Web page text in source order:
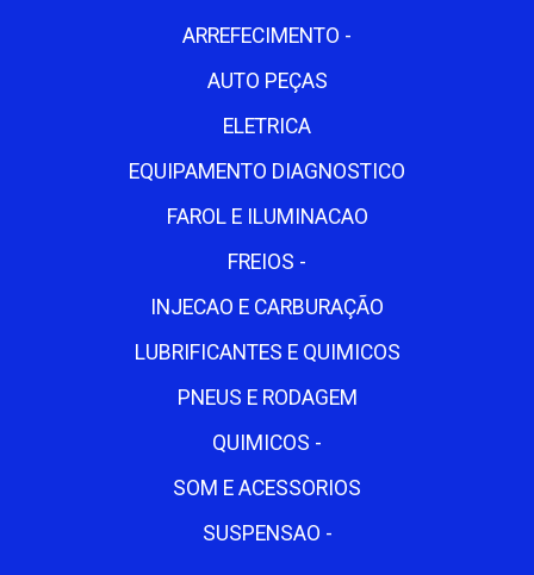
ARREFECIMENTO -
AUTO PEÇAS
ELETRICA
EQUIPAMENTO DIAGNOSTICO
FAROL E ILUMINACAO
FREIOS -
INJECAO E CARBURAÇÃO
LUBRIFICANTES E QUIMICOS
PNEUS E RODAGEM
QUIMICOS -
SOM E ACESSORIOS
SUSPENSAO -